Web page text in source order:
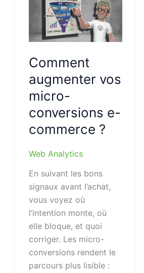
Comment
augmenter vos
micro-
conversions e-
commerce ?
Web Analytics
En suivant les bons
signaux avant l’achat,
vous voyez où
l’intention monte, où
elle bloque, et quoi
corriger. Les micro-
conversions rendent le
parcours plus lisible :